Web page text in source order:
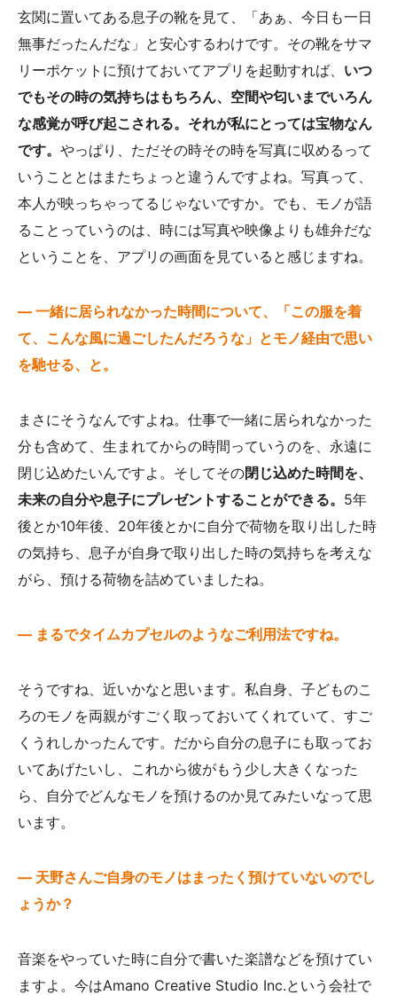
玄関に置いてある息子の靴を見て、「あぁ、今日も一日
無事だったんだな」と安心するわけです。その靴をサマ
リーポケットに預けておいてアプリを起動すれば、 いつ
でもその時の気持ちはもちろん、空間や匂いまでいろん
な感覚が呼び起こされる。それが私にとっては宝物なん
です。 やっぱり、ただその時その時を写真に収めるって
いうこととはまたちょっと違うんですよね。写真って、
本人が映っちゃってるじゃないですか。でも、モノが語
ることっていうのは、時には写真や映像よりも雄弁だな
ということを、アプリの画面を見ていると感じますね。
— 一緒に居られなかった時間について、「この服を着
て、こんな風に過ごしたんだろうな」とモノ経由で思い
を馳せる、と。
まさにそうなんですよね。仕事で一緒に居られなかった
分も含めて、生まれてからの時間っていうのを、永遠に
閉じ込めたいんですよ。そしてその閉じ込めた時間を、
未来の自分や息子にプレゼントすることができる。 5年
後とか10年後、20年後とかに自分で荷物を取り出した時
の気持ち、息子が自身で取り出した時の気持ちを考えな
がら、預ける荷物を詰めていましたね。
— まるでタイムカプセルのようなご利用法ですね。
そうですね、近いかなと思います。私自身、子どものこ
ろのモノを両親がすごく取っておいてくれていて、すご
くうれしかったんです。だから自分の息子にも取ってお
いてあげたいし、これから彼がもう少し大きくなった
ら、自分でどんなモノを預けるのか見てみたいなって思
います。
— 天野さんご自身のモノはまったく預けていないのでし
ょうか？
音楽をやっていた時に自分で書いた楽譜などを預けてい
ますよ。今はAmano Creative Studio Inc.という会社で